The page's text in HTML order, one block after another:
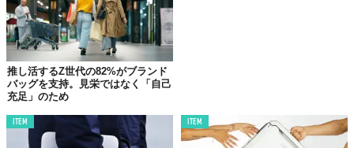
のみ与えられる「FSC認証」 を受けた梱包材を外箱に採用し、森
林保護に貢献。
さらに、パッケージ内の余計なプラスチックを取り除くことで、
プラスチック製品の消費量削減
これにより、プラスチックゴミをエサと間違えたり、あるいは体
に巻き付いたりすることで、海中生物や
が命見落とすリスク
を少しでも減らそうという考えだ。
推し活するZ世代の82%がブランド
バッグを支持。見栄ではなく「自己
充足」のため
ITEM ITEM